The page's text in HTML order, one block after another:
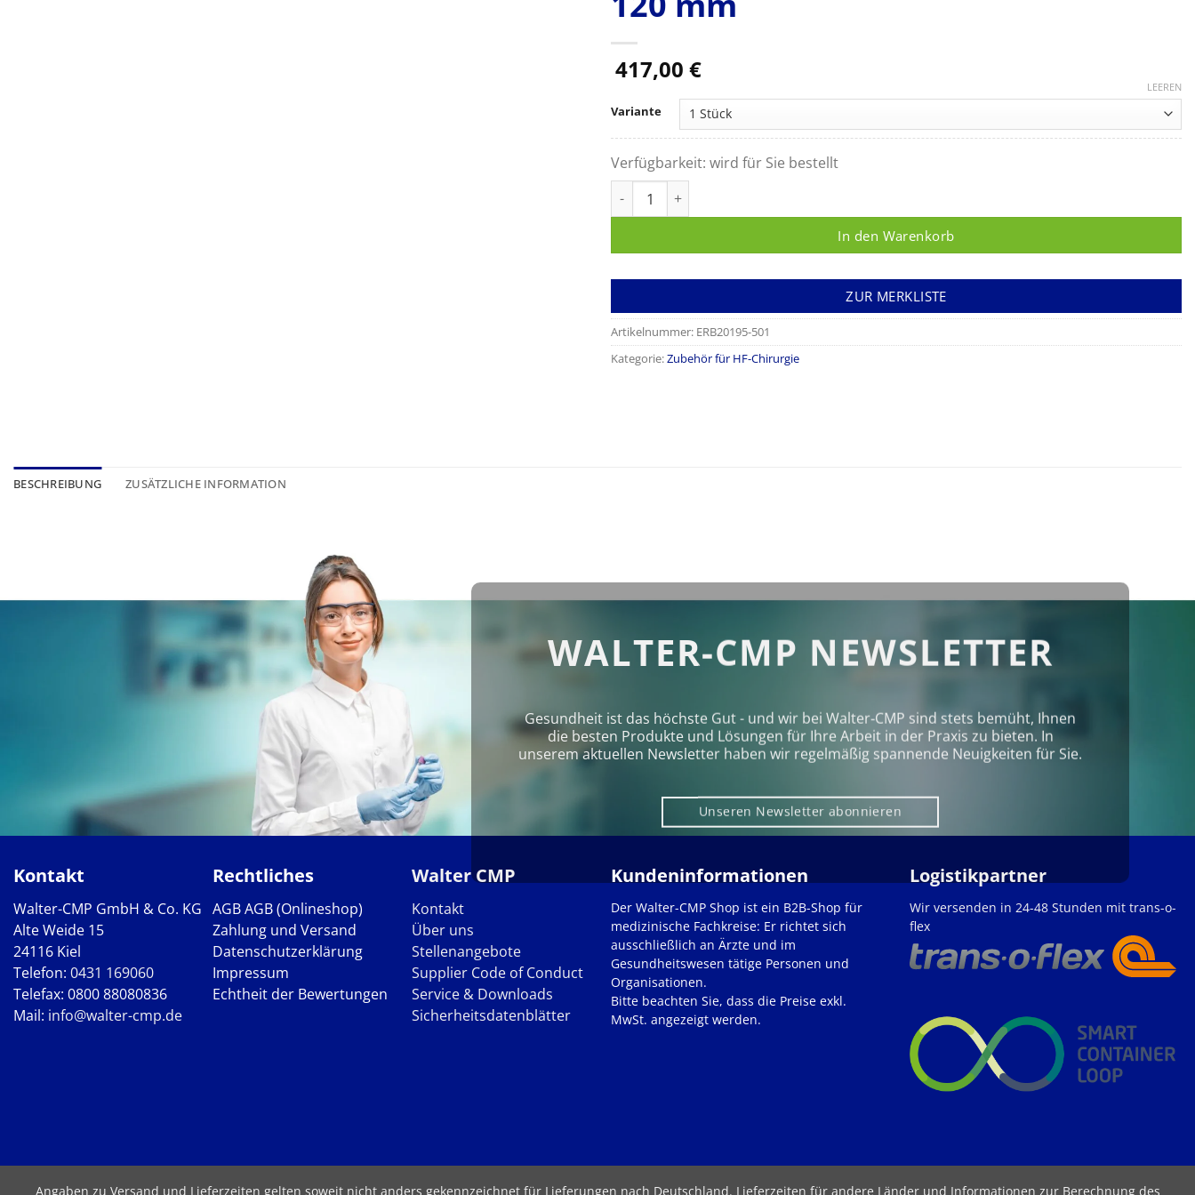
417,00 €
Variante
LEEREN
Verfügbarkeit: wird für Sie bestellt
In den Warenkorb
ZUR MERKLISTE
Artikelnummer: ERB20195-501
Kategorie:Zubehör für HF-Chirurgie
BESCHREIBUNG ZUSÄTZLICHE INFORMATION
WALTER-CMP NEWSLETTER
Gesundheit ist das höchste Gut - und wir bei Walter‑CMP sind stets bemüht, Ihnen
die besten Produkte und Lösungen für Ihre Arbeit in der Praxis zu bieten. In
unserem aktuellen Newsletter haben wir regelmäßig spannende Neuigkeiten für Sie.
Unseren Newsletter abonnieren
Kontakt
Walter-CMP GmbH & Co. KG
Alte Weide 15
24116 Kiel
Telefon: 0431 169060
Telefax: 0800 88080836
Mail: info@walter-cmp.de
Rechtliches
AGBAGB (Onlineshop)
Zahlung und Versand
Datenschutzerklärung
Impressum
Echtheit der Bewertungen
Walter CMP
Kontakt
Über uns
Stellenangebote
Supplier Code of Conduct
Service & Downloads
Sicherheitsdatenblätter
Kundeninformationen
Der Walter-CMP Shop ist ein B2B-Shop für
medizinische Fachkreise: Er richtet sich
ausschließlich an Ärzte und im
Gesundheitswesen tätige Personen und
Organisationen.
Bitte beachten Sie, dass die Preise exkl.
MwSt. angezeigt werden.
Logistikpartner
Wir versenden in 24-48 Stunden mit trans-o-
flex
Angaben zu Versand und Lieferzeiten gelten soweit nicht anders gekennzeichnet für Lieferungen nach Deutschland. Lieferzeiten für andere Länder und Informationen zur Berechnung des